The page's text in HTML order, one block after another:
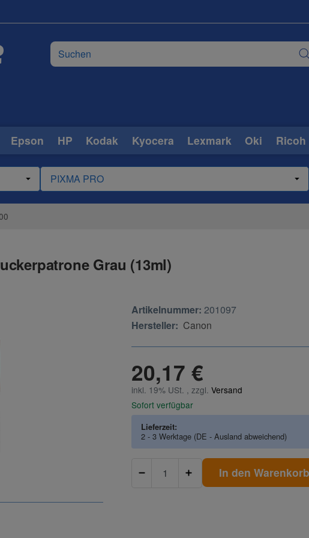
Epson HP Kodak Kyocera Lexmark Oki Ricoh
Grau (13ml)
Artikelnummer: 201097
Hersteller: Canon
20,17 €
inkl. 19% USt. , zzgl.Versand
Sofort verfügbar
Lieferzeit:
2 - 3 Werktage (DE - Ausland abweichend)
In den